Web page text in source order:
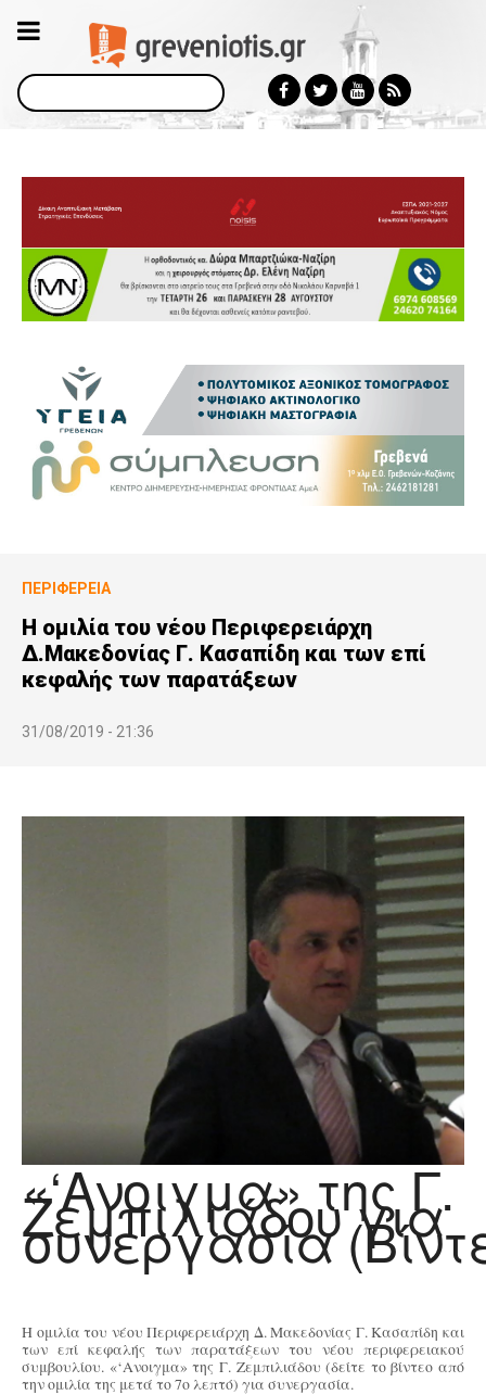
Αναζήτηση
ΠΕΡΙΦΈΡΕΙΑ
Η ομιλία του νέου Περιφερειάρχη
Δ.Μακεδονίας Γ. Κασαπίδη και των επί
κεφαλής των παρατάξεων
31/08/2019 - 21:36
«‘Ανοιγμα» της Γ.
Ζεμπιλιάδου για
συνεργασία
Η ομιλία του νέου Περιφερειάρχη Δ. Μακεδονίας Γ. Κασαπίδη και
των επί κεφαλής των παρατάξεων του νέου περιφερειακού
συμβουλίου. «‘Ανοιγμα» της Γ. Ζεμπιλιάδου (δείτε το βίντεο από
την ομιλία της μετά το 7ο λεπτό) για συνεργασία.